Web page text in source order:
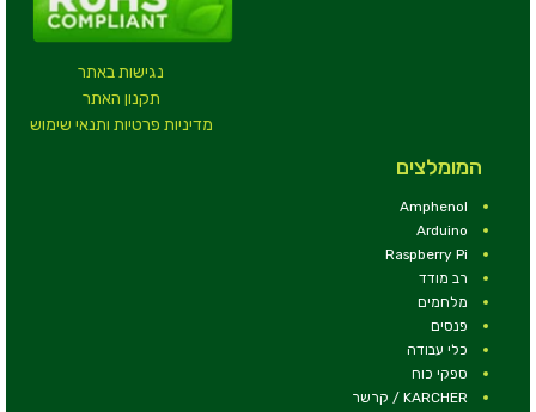
נגישות באתר
תקנון האתר
מדיניות פרטיות ותנאי שימוש
המומלצים
Amphenol
Arduino
Raspberry Pi
רב מודד
מלחמים
פנסים
כלי עבודה
ספקי כוח
KARCHER / קרשר